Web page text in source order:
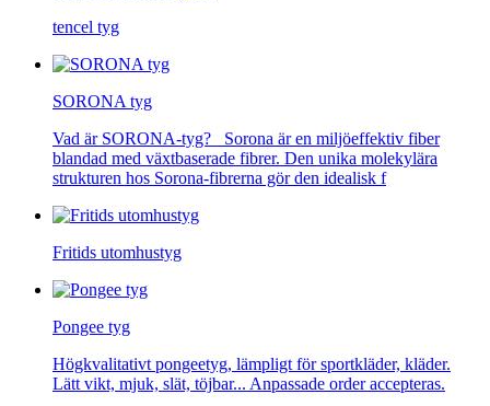
tencel tyg
SORONA tyg
Vad är SORONA-tyg? Sorona är en miljöeffektiv fiber
blandad med växtbaserade fibrer. Den unika molekylära
strukturen hos Sorona-fibrerna gör den idealisk f
Fritids utomhustyg
Pongee tyg
Högkvalitativt pongeetyg, lämpligt för sportkläder, kläder.
Lätt vikt, mjuk, slät, töjbar... Anpassade order accepteras.